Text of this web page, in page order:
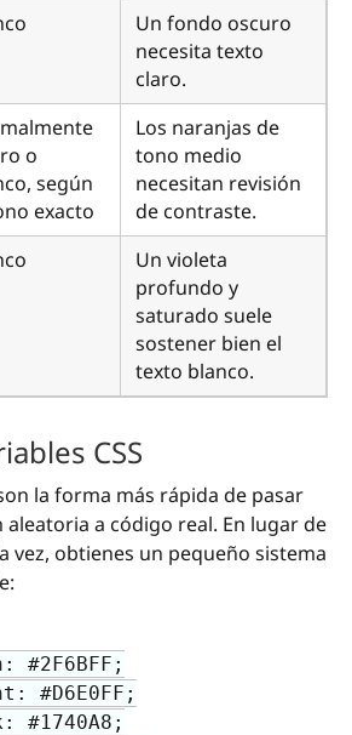
Un fondo oscuro
necesita texto
claro.
o
según
exacto
Los naranjas de
tono medio
necesitan revisión
de contraste.
Un violeta
profundo y
saturado suele
sostener bien el
texto blanco.
CSS
la forma más rápida de pasar
a código real. En lugar de
vez, obtienes un pequeño sistema
#2F6BFF;
#D6E0FF;
#1740A8;